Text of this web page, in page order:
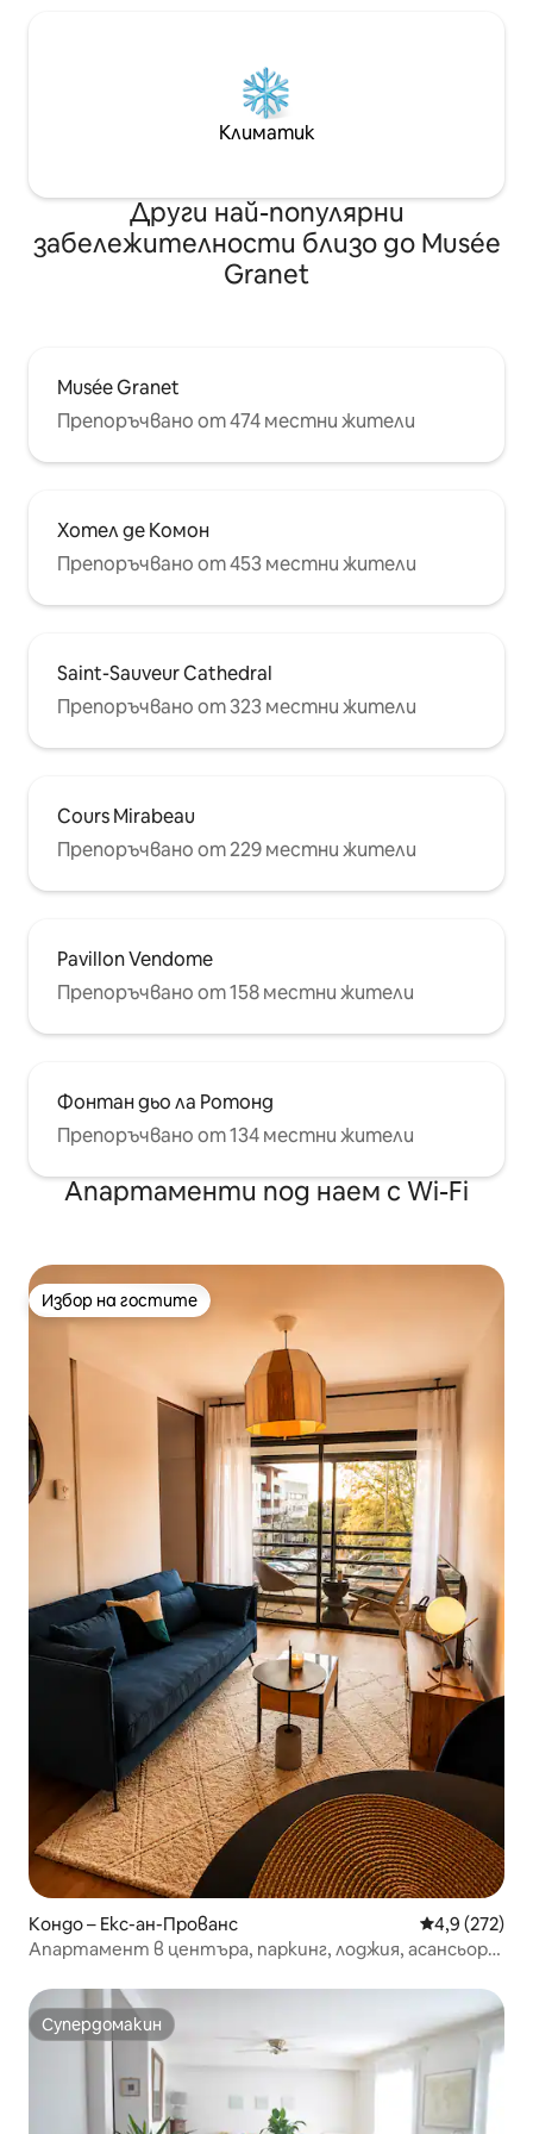
Климатик
Други най-популярни
забележителности близо до Musée
Granet
Musée Granet
Препоръчвано от 474 местни жители
Хотел де Комон
Препоръчвано от 453 местни жители
Saint-Sauveur Cathedral
Препоръчвано от 323 местни жители
Cours Mirabeau
Препоръчвано от 229 местни жители
Pavillon Vendome
Препоръчвано от 158 местни жители
Фонтан дьо ла Ротонд
Препоръчвано от 134 местни жители
Апартаменти под наем с Wi-Fi
Избор на гостите
Избор на гостите
Кондо – Екс-ан-Прованс Средна
4,9 (272)
Апартамент в центъра, паркинг, лоджия, асансьор,
Супердомакин
Супердомакин